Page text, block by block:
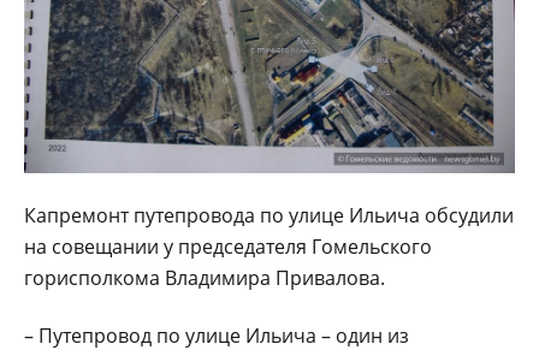
Капремонт путепровода по улице Ильича обсудили
на совещании у председателя Гомельского
горисполкома Владимира Привалова.
– Путепровод по улице Ильича – один из